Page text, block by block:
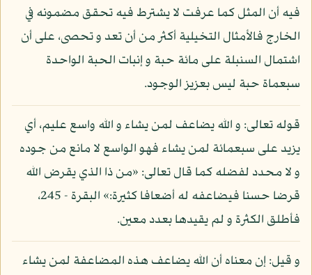
فيه أن المثل كما عرفت لا يشترط فيه تحقق مضمونه في
الخارج فالأمثال التخيلية أكثر من أن تعد و تحصى، على أن
اشتمال السنبلة على مائة حبة و إنبات الحبة الواحدة
سبعماة حبة ليس بعزيز الوجود.
قوله تعالى: و الله يضاعف لمن يشاء و الله واسع عليم، أي
يزيد على سبعمائة لمن يشاء فهو الواسع لا مانع من جوده
و لا محدد لفضله كما قال تعالى: «من ذا الذي يقرض الله
قرضا حسنا فيضاعفه له أضعافا كثيرة:» البقرة - 245،
فأطلق الكثرة و لم يقيدها بعدد معين.
و قيل: إن معناه أن الله يضاعف هذه المضاعفة لمن يشاء